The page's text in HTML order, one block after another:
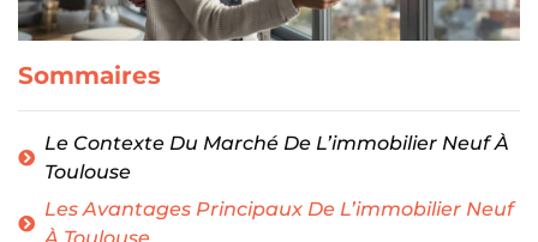
Sommaires
Le Contexte Du Marché De L’immobilier Neuf À
Toulouse
Les Avantages Principaux De L’immobilier Neuf